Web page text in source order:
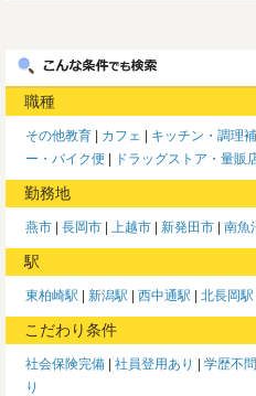
職種
その他教育 カフェ キッチン・調理
ー・バイク便
ドラッグストア・量販
勤務地
燕市 長岡市 上越市 新発田市 南魚
駅
東柏崎駅 新潟駅 西中通駅 北長岡駅
こだわり条件
社会保険完備 社員登用あり 学歴不問
り